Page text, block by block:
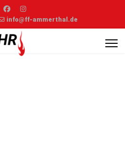
info@ff-ammerthal.de